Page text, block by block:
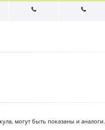
могут быть показаны и аналоги.